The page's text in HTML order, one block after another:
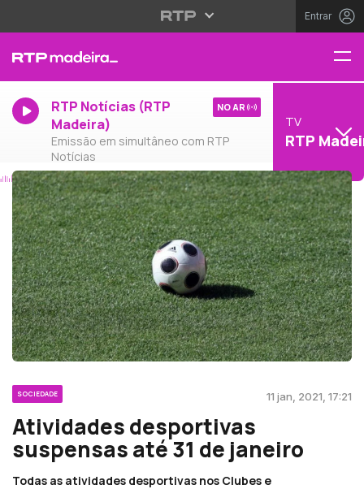
Entrar
RTP Notícias (RTP
Madeira)
Emissão em simultâneo com RTP
Notícias
NO AR
TV
RTP
SOCIEDADE 11 jan, 2021, 17:21
Atividades desportivas
suspensas até 31 de janeiro
Todas as atividades desportivas nos Clubes e